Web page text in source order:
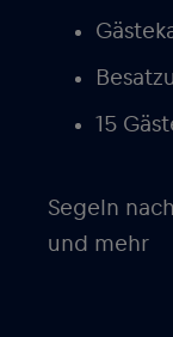
15
Segeln
und mehr